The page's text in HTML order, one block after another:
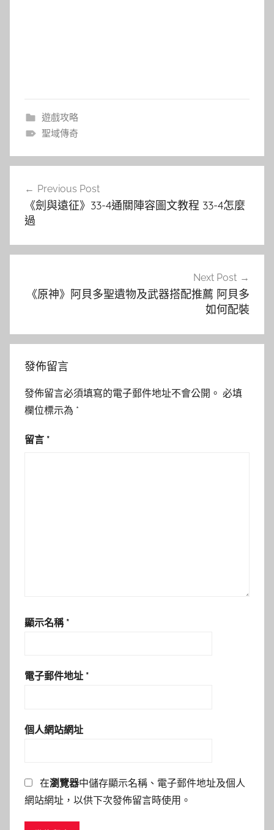
遊戲攻略
聖域傳奇
導
覽
Previous Post
《劍與遠征》33-4通關陣容圖文教程 33-4怎麼
過
Next Post
《原神》阿貝多聖遺物及武器搭配推薦 阿貝多
如何配裝
發佈留言
發佈留言必須填寫的電子郵件地址不會公開。 必填
欄位標示為 *
留言 *
顯示名稱 *
電子郵件地址 *
個人網站網址
在瀏覽器中儲存顯示名稱、電子郵件地址及個人
網站網址，以供下次發佈留言時使用。